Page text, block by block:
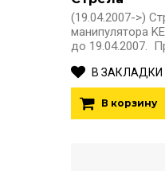
(19.04.2007->)
манипулятора
до 19.04.2007.
В ЗАКЛАДКИ
В корзину